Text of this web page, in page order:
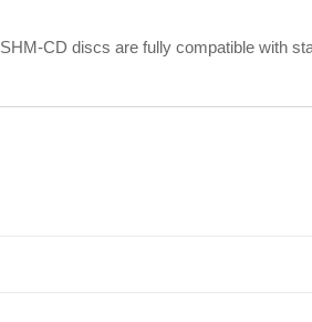
CD discs are fully compatible with